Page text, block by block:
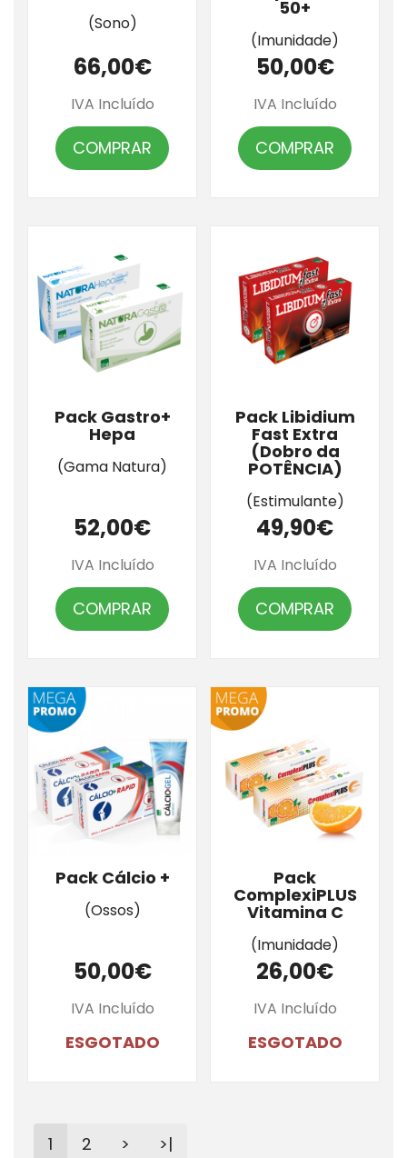
(Sono)
66,00€
IVA Incluído
COMPRAR
50+
(Imunidade)
50,00€
IVA Incluído
COMPRAR
Pack Gastro+
Hepa
(Gama Natura)
52,00€
IVA Incluído
COMPRAR
Pack Libidium
Fast Extra
(Dobro da
POTÊNCIA)
(Estimulante)
49,90€
IVA Incluído
COMPRAR
Pack Cálcio +
(Ossos)
50,00€
IVA Incluído
ESGOTADO
Pack
ComplexiPLUS
Vitamina C
(Imunidade)
26,00€
IVA Incluído
ESGOTADO
1 2 >
>|